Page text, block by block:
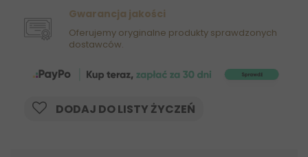
Gwarancja jakości
Oferujemy oryginalne produkty sprawdzonych
dostawców.
DODAJ DO LISTY ŻYCZEŃ